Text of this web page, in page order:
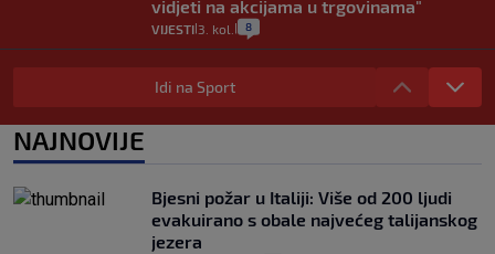
vidjeti na akcijama u trgovinama"
VIJESTI 3. kol. 8
Selidba je jedno od stresnijih iskustava.
Evo aktualnih cijena i nekoliko savjeta
0
automobilom na Hvar iz Zagreba, a
koliko iz Osijeka
14
Idi na Sport
NAJNOVIJE
Bjesni požar u Italiji: Više od 200 ljudi
evakuirano s obale najvećeg talijanskog
jezera